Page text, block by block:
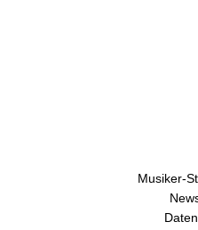
Musiker-